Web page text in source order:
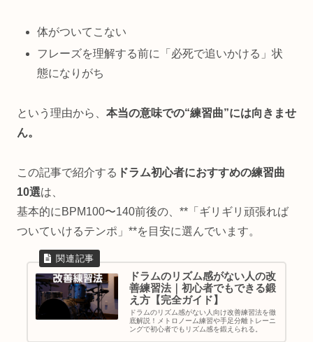
体がついてこない
フレーズを理解する前に「必死で追いかける」状
態になりがち
という理由から、 本当の意味での“練習曲”には向きませ
ん。
この記事で紹介する ドラム初心者におすすめの練習曲
10選は、
基本的にBPM100〜140前後の、**「ギリギリ頑張れば
ついていけるテンポ」**を目安に選んでいます。
ドラムのリズム感がない人の改
善練習法｜初心者でもできる鍛
え方【完全ガイド】
ドラムのリズム感がない人向け改善練習法を徹
底解説！メトロノーム練習や手足分離トレーニ
ングで初心者でもリズム感を鍛えられる。